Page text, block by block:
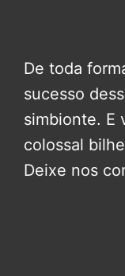
De toda
sucesso
simbionte. E
colossal
Deixe nos